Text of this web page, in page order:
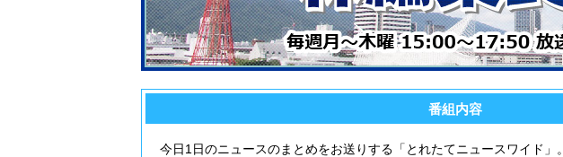
番組内容
今日1日のニュースのまとめをお送りする「とれたてニュースワイド」。